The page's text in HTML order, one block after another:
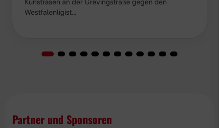
Kunstrasen an der Grevingstraße gegen den
Westfalenligist…
Partner und Sponsoren